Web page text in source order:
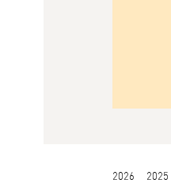
2026 2025